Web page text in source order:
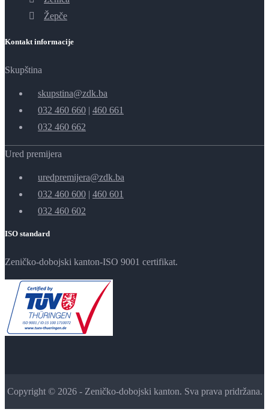
Žepče
Kontakt informacije
Skupština
skupstina@zdk.ba
032 460 660 | 460 661
032 460 662
Ured premijera
uredpremijera@zdk.ba
032 460 600 | 460 601
032 460 602
ISO standard
Zeničko-dobojski kanton-ISO 9001 certifikat.
Copyright © 2026 - Zeničko-dobojski kanton. Sva prava pridržana.